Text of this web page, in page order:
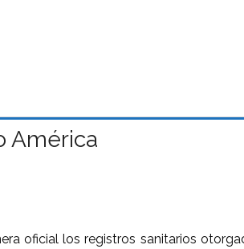
América
oficial los registros sanitarios